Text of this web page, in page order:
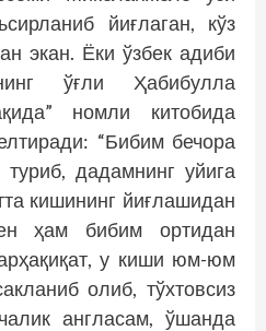
йиғлаган, кўз
экан. Ёки ўзбек адиби
ўғли Ҳабибулла
номли китобида
“Бибим бечора
дадамнинг уйига
кишининг йиғлашидан
ҳам бибим ортидан
у киши юм-юм
олиб, тўхтовсиз
англасам, ўшанда